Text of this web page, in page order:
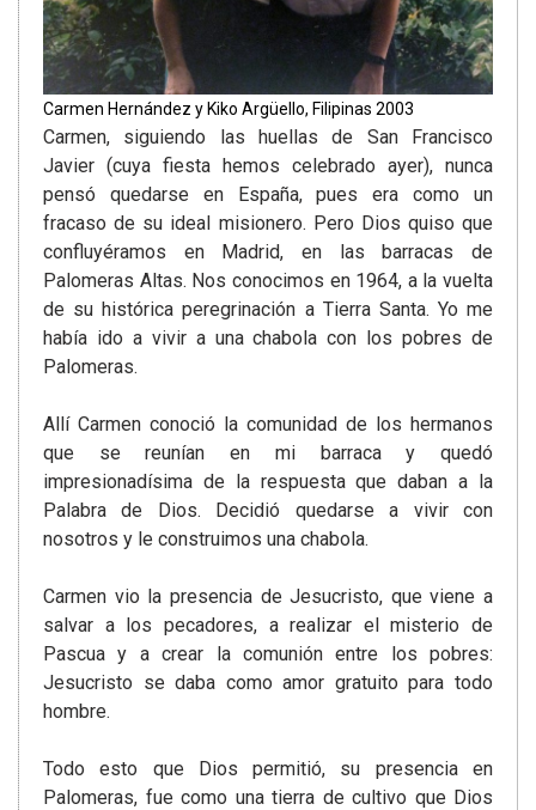
Carmen Hernández y Kiko Argüello, Filipinas 2003
Carmen, siguiendo las huellas de San Francisco
Javier (cuya fiesta hemos celebrado ayer), nunca
pensó quedarse en España, pues era como un
fracaso de su ideal misionero. Pero Dios quiso que
confluyéramos en Madrid, en las barracas de
Palomeras Altas. Nos conocimos en 1964, a la vuelta
de su histórica peregrinación a Tierra Santa. Yo me
había ido a vivir a una chabola con los pobres de
Palomeras.
Allí Carmen conoció la comunidad de los hermanos
que se reunían en mi barraca y quedó
impresionadísima de la respuesta que daban a la
Palabra de Dios. Decidió quedarse a vivir con
nosotros y le construimos una chabola.
Carmen vio la presencia de Jesucristo, que viene a
salvar a los pecadores, a realizar el misterio de
Pascua y a crear la comunión entre los pobres:
Jesucristo se daba como amor gratuito para todo
hombre.
Todo esto que Dios permitió, su presencia en
Palomeras, fue como una tierra de cultivo que Dios